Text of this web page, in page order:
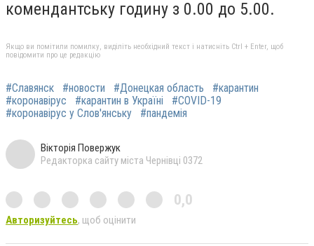
комендантську годину з 0.00 до 5.00.
Якщо ви помітили помилку, виділіть необхідний текст і натисніть Ctrl + Enter, щоб
повідомити про це редакцію
#Славянск #новости #Донецкая область
#карантин
#коронавірус
#карантин в Україні
#COVID-19
#коронавірус у Слов'янську
#пандемія
Вікторія Повержук
Редакторка сайту міста Чернівці 0372
0,0
Авторизуйтесь, щоб оцінити